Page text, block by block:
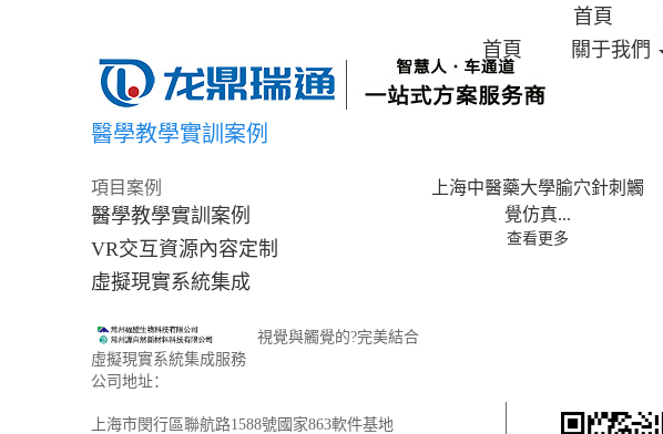
首頁
首頁
關于我們
醫學教學實訓案例
項目案例
醫學教學實訓案例
VR交互資源內容定制
虛擬現實系統集成
上海中醫藥大學腧穴針刺觸
覺仿真...
查看更多
視覺與觸覺的?完美結合
虛擬現實系統集成服務
公司地址：
上海市閔行區聯航路1588號國家863軟件基地